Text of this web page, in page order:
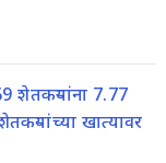
शेतकऱ्यांना 7.77
खात्यावर